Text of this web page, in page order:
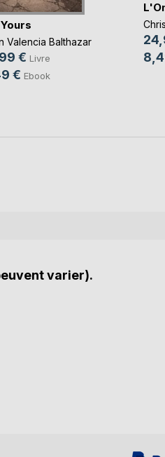
Valencia Balthazar
€ Livre
€ Ebook
varier).